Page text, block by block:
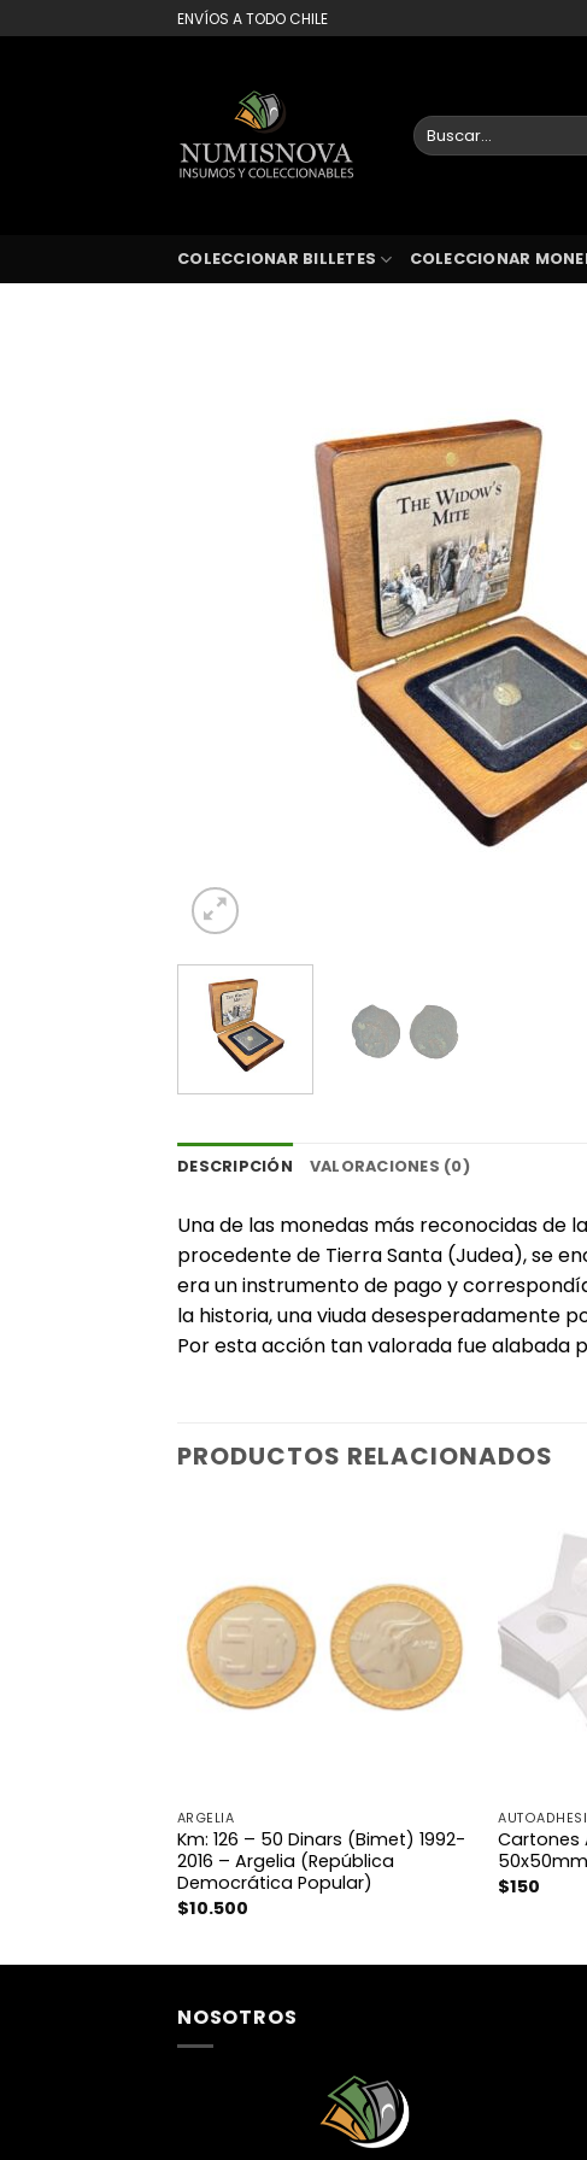
al
ENVÍOS A TODO CHILE
Buscar
por:
COLECCIONAR BILLETES COLECCIONAR
DESCRIPCIÓN VALORACIONES (0)
Una de las monedas más reconocidas de
procedente de Tierra Santa (Judea), se
era un instrumento de pago y
la historia, una viuda desesperadamente
Por esta acción tan valorada fue alabada
PRODUCTOS RELACIONADOS
ARGELIA
Km: 126 – 50 Dinars (Bimet) 1992-
2016 – Argelia (República
Democrática Popular)
$10.500
Cartones
50x50mm
$150
NOSOTROS